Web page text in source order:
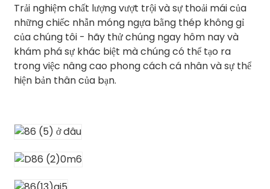
Trải nghiệm chất lượng vượt trội và sự thoải mái của
những chiếc nhẫn móng ngựa bằng thép không gỉ
của chúng tôi - hãy thử chúng ngay hôm nay và
khám phá sự khác biệt mà chúng có thể tạo ra
trong việc nâng cao phong cách cá nhân và sự thể
hiện bản thân của bạn.